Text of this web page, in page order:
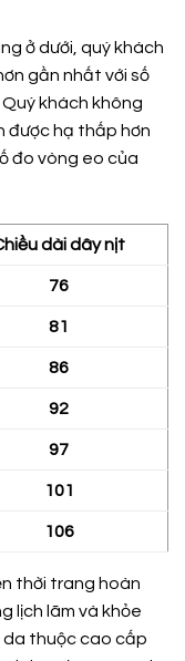
ở dưới, quý khách
gần nhất với số
khách không
được hạ thấp hơn
đo vòng eo của
dài dây nịt
76
81
86
92
97
101
106
thời trang hoàn
lịch lãm và khỏe
da thuộc cao cấp